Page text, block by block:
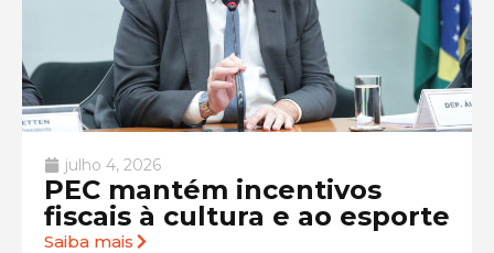
julho 4, 2026
PEC mantém incentivos
fiscais à cultura e ao esporte
Saiba mais